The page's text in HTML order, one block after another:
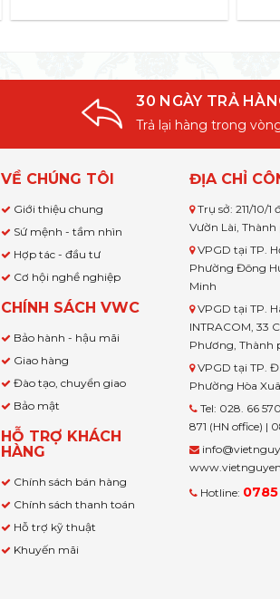
30 NGÀY TRẢ
Trả lại hàng trong
VỀ CHÚNG TÔI
Giới thiệu chung
Sứ mệnh - tầm nhìn
Hợp tác - đầu tư
Cơ hội nghề nghiệp
CHÍNH SÁCH VWC
Bảo hành - hậu mãi
Giao hàng
Đào tạo, chuyển giao
Bảo mật
HỖ TRỢ KHÁCH
HÀNG
Chính sách bán hàng
Chính sách thanh toán
Hỗ trợ kỹ thuật
Khuyến mãi
ĐỊA CHỈ
Trụ sở: 211/10/
Vườn Lài,
VPGD tại TP.
Phường Đông
Minh
VPGD tại TP.
INTRACOM, 33
Phương, Thành
VPGD tại TP.
Phường Hòa
Tel: 028. 66
871 (HN office) |
Hotline: